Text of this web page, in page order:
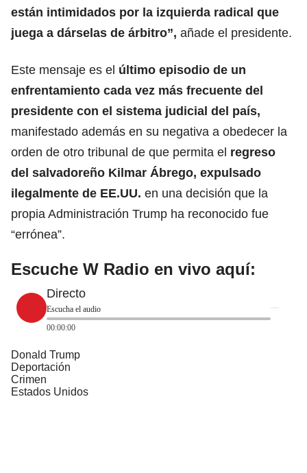
están intimidados por la izquierda radical que
juega a dárselas de árbitro”, añade el presidente.
Este mensaje es el último episodio de un
enfrentamiento cada vez más frecuente del
presidente con el sistema judicial del país,
manifestado además en su negativa a obedecer la
orden de otro tribunal de que permita el regreso
del salvadoreño Kilmar Ábrego, expulsado
ilegalmente de EE.UU. en una decisión que la
propia Administración Trump ha reconocido fue
“errónea”.
Escuche W Radio en vivo aquí:
Directo
Escucha el audio
00:00:00
Donald Trump
Deportación
Crimen
Estados Unidos